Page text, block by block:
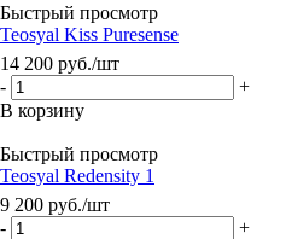
Быстрый просмотр
Teosyal Kiss Puresense
14 200 руб./шт
-
+
В корзину
Быстрый просмотр
Teosyal Redensity 1
9 200 руб./шт
-
+